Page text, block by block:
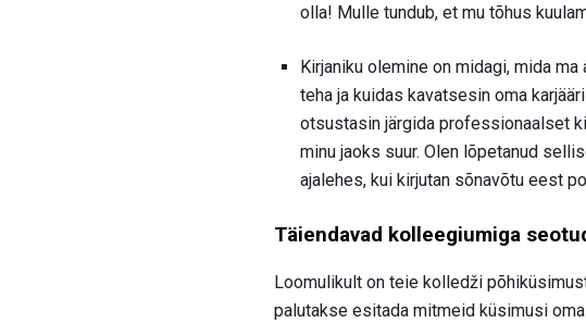
olla! Mulle tundub, et mu tõhus
Kirjaniku olemine on midagi, mida
teha ja kuidas kavatsesin oma
otsustasin järgida professionaalset
minu jaoks suur. Olen lõpetanud
ajalehes, kui kirjutan sõnavõtu eest
Täiendavad kolleegiumiga
Loomulikult on teie kolledži
palutakse esitada mitmeid küsimusi